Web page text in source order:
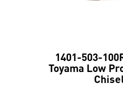
1401-503-
Toyama Low